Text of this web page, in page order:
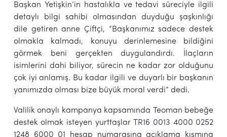
Başkan Yetişkin’in hastalıkla ve tedavi süreciyle ilgili
detaylı bilgi sahibi olmasından duyduğu şaşkınlığı
dile getiren anne Çiftçi, “Başkanımız sadece destek
olmakla kalmadı, konuyu derinlemesine bildiğini
görmek beni gerçekten duygulandırdı. İlaçların
isimlerini dahi biliyor, sürecin ne kadar zor olduğunu
çok iyi anlamış. Bu kadar ilgili ve duyarlı bir başkanın
yanımızda olması bize büyük moral verdi” dedi.
Valilik onaylı kampanya kapsamında Teoman bebeğe
destek olmak isteyen yurttaşlar TR16 0013 4000 0252
1248 6000 01 hesap numarasına açıklama kısmına